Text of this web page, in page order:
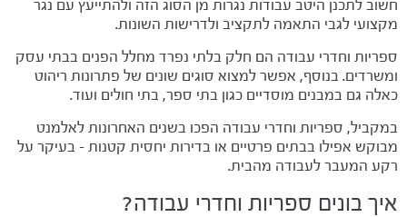
חשוב לתכנן היטב עבודות נגרות מן הסוג הזה ולהתייעץ עם נגר
מקצועי לגבי התאמה לתקציב ולדרישות השונות.
ספריות וחדרי עבודה הם חלק בלתי נפרד מחלל הפנים בבתי עסק
ומשרדים. בנוסף, אפשר למצוא סוגים שונים של פתרונות ריהוט
כאלה גם במבנים מוסדיים כגון בתי ספר, בתי חולים ועוד.
במקביל, ספריות וחדרי עבודה הפכו בשנים האחרונות לאלמנט
מבוקש אפילו בבתים פרטיים או בדירות יחסית קטנות – בעיקר על
רקע המעבר לעבודה מהבית.
איך בונים ספריות וחדרי עבודה?